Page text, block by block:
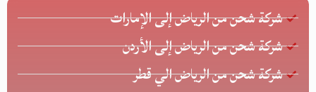
شركة شحن من الرياض إلى الإمارات
شركة شحن من الرياض إلى الأردن
شركة شحن من الرياض الي قطر